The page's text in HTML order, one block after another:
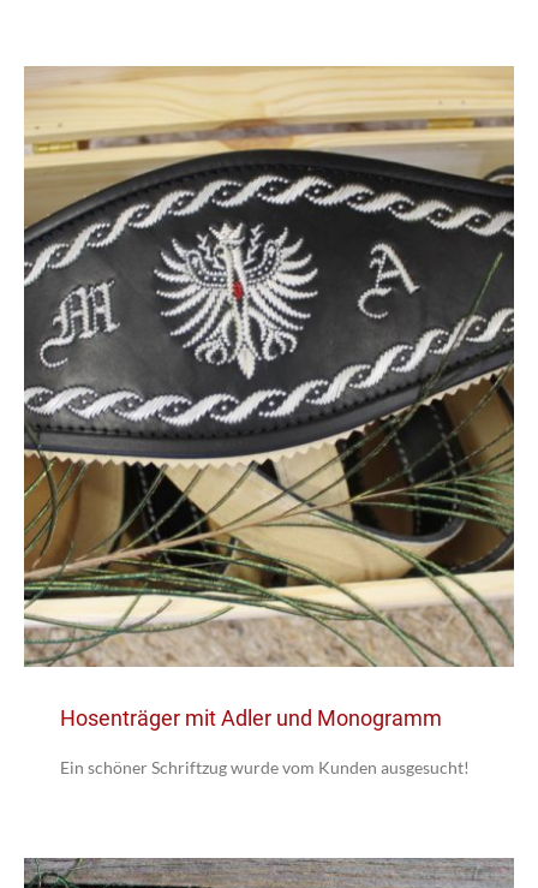
Hosenträger mit Adler und Monogramm
Ein schöner Schriftzug wurde vom Kunden ausgesucht!